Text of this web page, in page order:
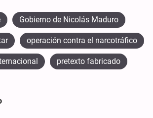
Gobierno de Nicolás Maduro
operación contra el narcotráfico
pretexto fabricado